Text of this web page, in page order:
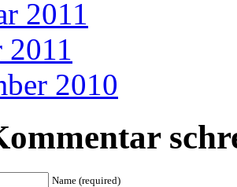
2011
2011
2010
Name (required)